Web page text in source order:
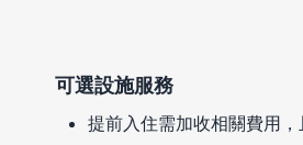
可選設施服務
提前入住需加收相關費用